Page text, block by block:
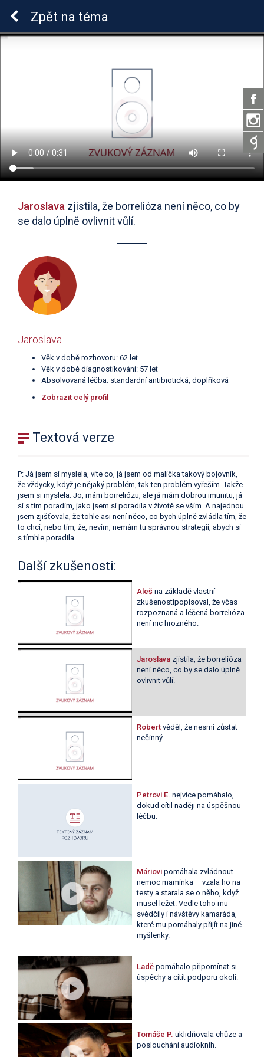
Lymeská borrelióza
Zpět na téma
Jaroslava zjistila, že borrelióza není něco, co by
se dalo úplně ovlivnit vůlí.
Jaroslava
Věk v době rozhovoru: 62 let
Věk v době diagnostikování: 57 let
Absolvovaná léčba: standardní antibiotická, doplňková
Zobrazit celý profil
Textová verze
P: Já jsem si myslela, víte co, já jsem od malička takový bojovník,
že vždycky, když je nějaký problém, tak ten problém vyřeším. Takže
jsem si myslela: Jo, mám borreliózu, ale já mám dobrou imunitu, já
si s tím poradím, jako jsem si poradila v životě se vším. A najednou
jsem zjišťovala, že tohle asi není něco, co bych úplně zvládla tím, že
to chci, nebo tím, že, nevím, nemám tu správnou strategii, abych si
s tímhle poradila.
Další zkušenosti:
Aleš na základě vlastní
zkušenostipopisoval, že včas
rozpoznaná a léčená borrelióza
není nic hrozného.
Jaroslava zjistila, že borrelióza
není něco, co by se dalo úplně
ovlivnit vůlí.
Robert věděl, že nesmí zůstat
nečinný.
Petrovi E. nejvíce pomáhalo,
dokud cítil naději na úspěšnou
léčbu.
Máriovi pomáhala zvládnout
nemoc maminka – vzala ho na
testy a starala se o něho, když
musel ležet. Vedle toho mu
svědčily i návštěvy kamaráda,
které mu pomáhaly přijít na jiné
myšlenky.
Ladě pomáhalo připomínat si
úspěchy a cítit podporu okolí.
Tomáše P. uklidňovala chůze a
poslouchání audioknih.